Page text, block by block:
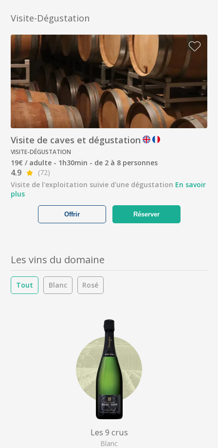
Visite-Dégustation
Visite de caves et dégustation
VISITE-DÉGUSTATION
19€ / adulte - 1h30min - de 2 à 8 personnes
4.9
(72)
Visite de l'exploitation suivie d'une dégustation En savoir
plus
Réserver
Offrir
Les vins du domaine
Tout Blanc Rosé
Les 9 crus
Blanc